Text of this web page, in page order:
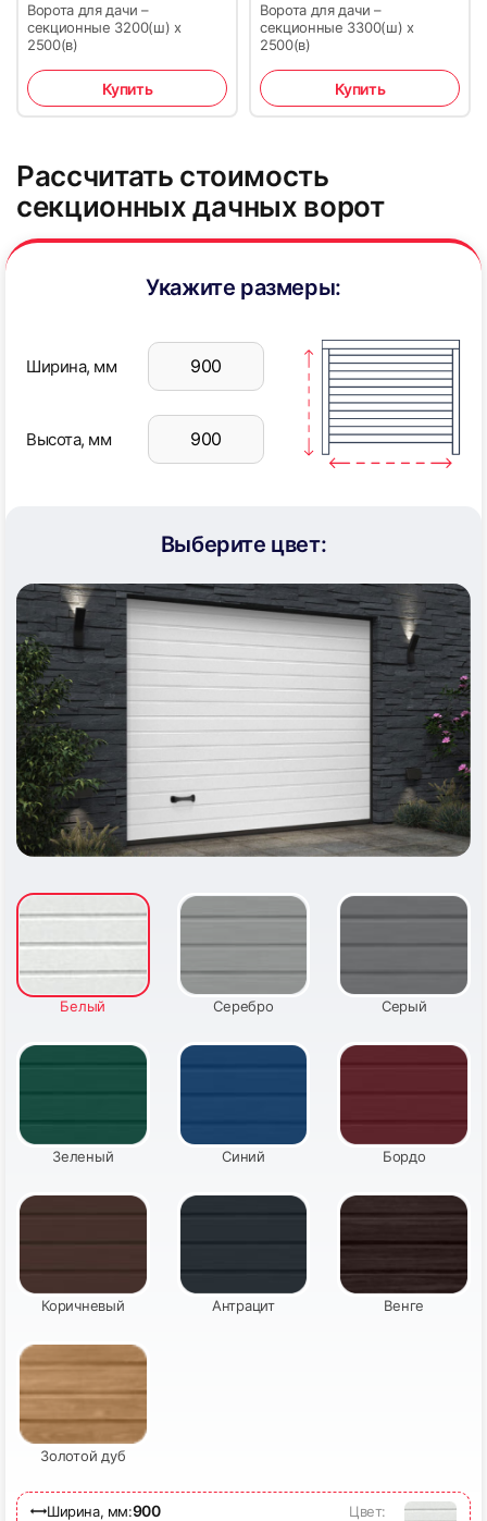
40
43 44
45 46
48
51
Ворота для дачи –
секционные 3200(ш) х
2500(в)
Купить
Ворота для дачи –
секционные 3300(ш) х
2500(в)
Купить
Рассчитать стоимость
секционных дачных ворот
Укажите размеры:
Ширина, мм
Высота, мм
Белый Серебро Серый
Зеленый Синий Бордо
Коричневый Антрацит Венге
Золотой дуб
Ширина, мм:900
Цвет:
Выберите цвет: